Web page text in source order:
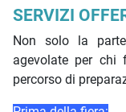
SERVIZI
Non solo la
agevolate per chi
percorso di